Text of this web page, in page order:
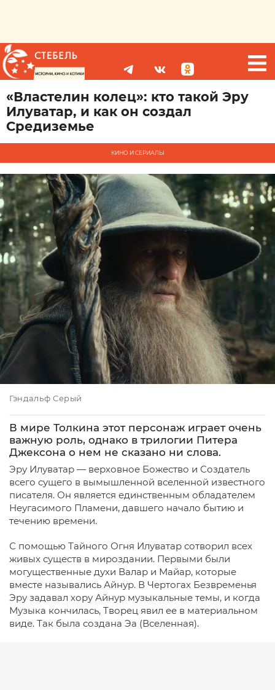
«Властелин колец»: кто такой Эру
Илуватар, и как он создал
Средиземье
КИНО И СЕРИАЛЫ
Гэндальф Серый
В мире Толкина этот персонаж играет очень
важную роль, однако в трилогии Питера
Джексона о нем не сказано ни слова.
Эру Илуватар — верховное Божество и Создатель
всего сущего в вымышленной вселенной известного
писателя. Он является единственным обладателем
Неугасимого Пламени, давшего начало бытию и
течению времени.
С помощью Тайного Огня Илуватар сотворил всех
живых существ в мироздании. Первыми были
могущественные духи Валар и Майар, которые
вместе назывались Айнур. В Чертогах Безвременья
Эру задавал хору Айнур музыкальные темы, и когда
Музыка кончилась, Творец явил ее в материальном
виде. Так была создана Эа (Вселенная).